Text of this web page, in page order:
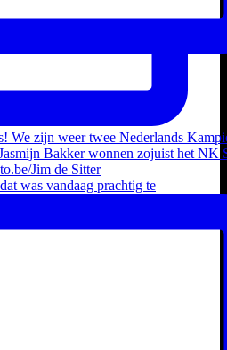
was vandaag prachtig te